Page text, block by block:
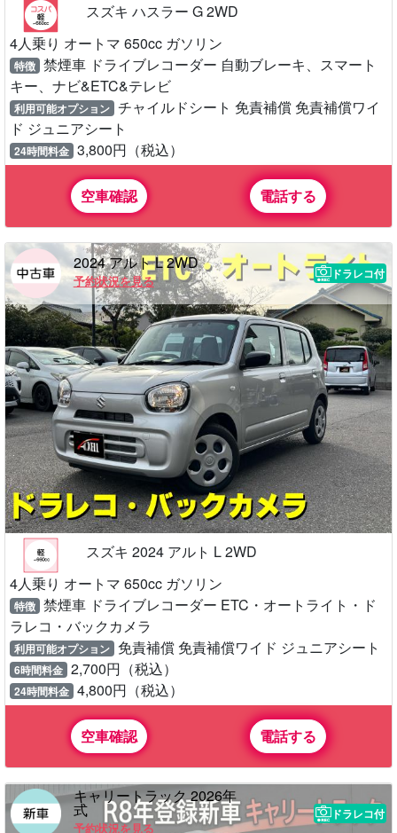
スズキ ハスラー G 2WD
4人乗り オートマ 650cc ガソリン
特徴 禁煙車 ドライブレコーダー 自動ブレーキ、スマート
キー、ナビ&ETC&テレビ
利用可能オプション チャイルドシート 免責補償 免責補償ワイ
ド ジュニアシート
24時間料金 3,800円（税込）
空車確認 電話する
2024 アルト L 2WD
予約状況を見る
ドラレコ付
スズキ 2024 アルト L 2WD
4人乗り オートマ 650cc ガソリン
特徴 禁煙車 ドライブレコーダー ETC・オートライト・ド
ラレコ・バックカメラ
利用可能オプション 免責補償 免責補償ワイド ジュニアシート
6時間料金 2,700円（税込）
24時間料金 4,800円（税込）
空車確認 電話する
キャリートラック 2026年
式
予約状況を見る
ドラレコ付